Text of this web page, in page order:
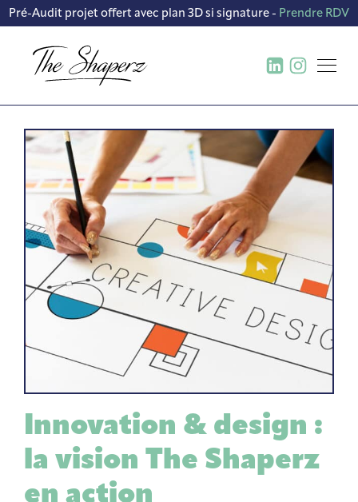
Pré-Audit projet offert avec plan 3D si signature - Prendre RDV
CRÉATION DE CONCEPT
CONCEPTION FABRICATION ET
DÉPLOIEMENT DE MOBILIER
CONTRACTANT GÉNÉRAL
TRAVAUX TOUS CORPS D’ÉTAT
Innovation & design :
la vision The Shaperz
en action